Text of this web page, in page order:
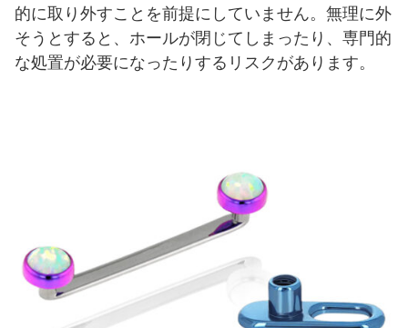
的に取り外すことを前提にしていません。無理に外
そうとすると、ホールが閉じてしまったり、専門的
な処置が必要になったりするリスクがあります。